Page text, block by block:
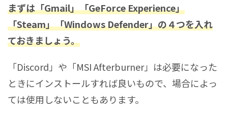
まずは「Gmail」「GeForce Experience」
「Steam」「Windows Defender」の４つを入れ
ておきましょう。
「Discord」や「MSI Afterburner」は必要になった
ときにインストールすれば良いもので、場合によっ
ては使用しないこともあります。